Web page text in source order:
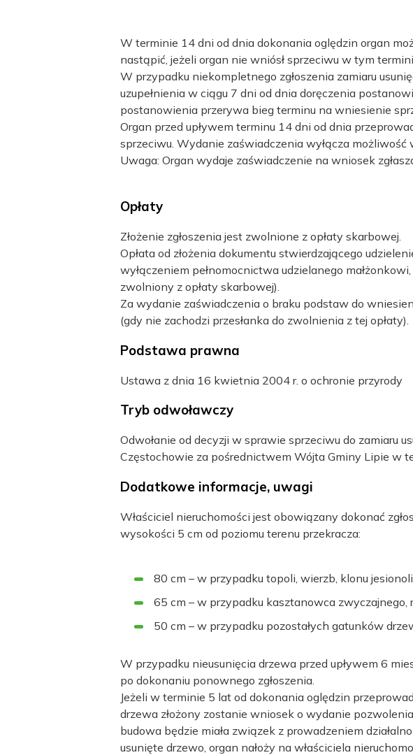
W terminie 14 dni od dnia dokonania oględzin organ
nastąpić, jeżeli organ nie wniósł sprzeciwu w tym
W przypadku niekompletnego zgłoszenia zamiaru
uzupełnienia w ciągu 7 dni od dnia doręczenia
postanowienia przerywa bieg terminu na wniesienie
Organ przed upływem terminu 14 dni od dnia
sprzeciwu. Wydanie zaświadczenia wyłącza
Uwaga: Organ wydaje zaświadczenie na wniosek
Opłaty
Złożenie zgłoszenia jest zwolnione z opłaty skarbowej.
Opłata od złożenia dokumentu stwierdzającego
wyłączeniem pełnomocnictwa udzielanego
zwolniony z opłaty skarbowej).
Za wydanie zaświadczenia o braku podstaw do
(gdy nie zachodzi przesłanka do zwolnienia z tej opłaty).
Podstawa prawna
Ustawa z dnia 16 kwietnia 2004 r. o ochronie przyrody
Tryb odwoławczy
Odwołanie od decyzji w sprawie sprzeciwu do zamiaru
Częstochowie za pośrednictwem Wójta Gminy Lipie w
Dodatkowe informacje, uwagi
Właściciel nieruchomości jest obowiązany dokonać
wysokości 5 cm od poziomu terenu przekracza:
80 cm – w przypadku topoli, wierzb, klonu
65 cm – w przypadku kasztanowca
50 cm – w przypadku pozostałych gatunków
W przypadku nieusunięcia drzewa przed upływem 6
po dokonaniu ponownego zgłoszenia.
Jeżeli w terminie 5 lat od dokonania oględzin
drzewa złożony zostanie wniosek o wydanie
budowa będzie miała związek z prowadzeniem
usunięte drzewo, organ nałoży na właściciela